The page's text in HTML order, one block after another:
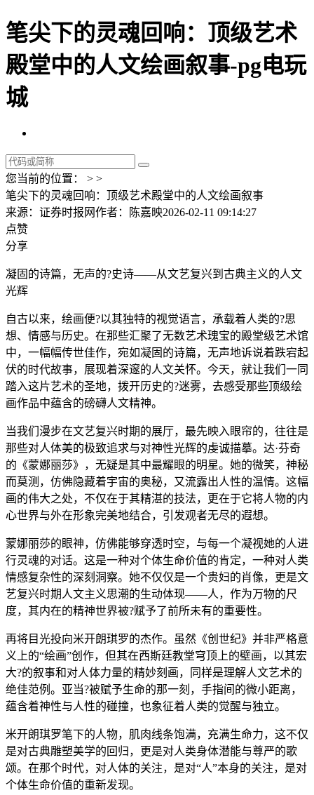
笔尖下的灵魂回响：顶级艺术
殿堂中的人文绘画叙事-pg电玩
城
您当前的位置： > >
笔尖下的灵魂回响：顶级艺术殿堂中的人文绘画叙事
来源：证券时报网作者：陈嘉映2026-02-11 09:14:27
点赞
分享
凝固的诗篇，无声的?史诗——从文艺复兴到古典主义的人文
光辉
自古以来，绘画便?以其独特的视觉语言，承载着人类的?思
想、情感与历史。在那些汇聚了无数艺术瑰宝的殿堂级艺术馆
中，一幅幅传世佳作，宛如凝固的诗篇，无声地诉说着跌宕起
伏的时代故事，展现着深邃的人文关怀。今天，就让我们一同
踏入这片艺术的圣地，拨开历史的?迷雾，去感受那些顶级绘
画作品中蕴含的磅礴人文精神。
当我们漫步在文艺复兴时期的展厅，最先映入眼帘的，往往是
那些对人体美的极致追求与对神性光辉的虔诚描摹。达·芬奇
的《蒙娜丽莎》，无疑是其中最耀眼的明星。她的微笑，神秘
而莫测，仿佛隐藏着宇宙的奥秘，又流露出人性的温情。这幅
画的伟大之处，不仅在于其精湛的技法，更在于它将人物的内
心世界与外在形象完美地结合，引发观者无尽的遐想。
蒙娜丽莎的眼神，仿佛能够穿透时空，与每一个凝视她的人进
行灵魂的对话。这是一种对个体生命价值的肯定，一种对人类
情感复杂性的深刻洞察。她不仅仅是一个贵妇的肖像，更是文
艺复兴时期人文主义思潮的生动体现——人，作为万物的尺
度，其内在的精神世界被?赋予了前所未有的重要性。
再将目光投向米开朗琪罗的杰作。虽然《创世纪》并非严格意
义上的“绘画”创作，但其在西斯廷教堂穹顶上的壁画，以其宏
大?的叙事和对人体力量的精妙刻画，同样是理解人文艺术的
绝佳范例。亚当?被赋予生命的那一刻，手指间的微小距离，
蕴含着神性与人性的碰撞，也象征着人类的觉醒与独立。
米开朗琪罗笔下的人物，肌肉线条饱满，充满生命力，这不仅
是对古典雕塑美学的回归，更是对人类身体潜能与尊严的歌
颂。在那个时代，对人体的关注，是对“人”本身的关注，是对
个体生命价值的重新发现。